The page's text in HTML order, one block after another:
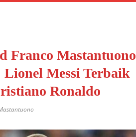
Franco Mastantuono
Messi Terbaik
Ronaldo